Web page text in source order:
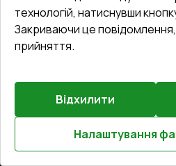
©2026 Всі
Сайт створено на
Повідомити про
технологій, натиснувши
Закриваючи це
прийняття.
Відхилити
Налаштування